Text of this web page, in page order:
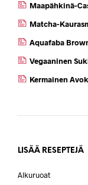
Maapähkinä-
Matcha-
Aquafaba
Vegaaninen
Kermainen
LISÄÄ RESEPTEJÄ
Alkuruoat